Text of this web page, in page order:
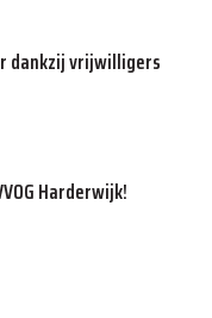
dankzij vrijwilligers
Harderwijk!